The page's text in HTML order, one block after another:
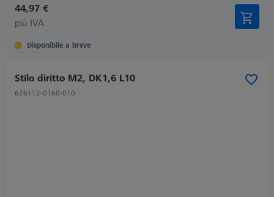
44,97 €
più IVA
Disponibile a breve
Stilo diritto M2, DK1,6 L10
626112-0160-010